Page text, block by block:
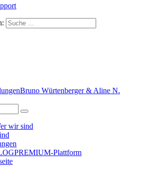
Bruno Würtenberger & Aline N.
wir sind
PREMIUM-Plattform